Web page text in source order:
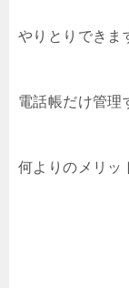
やりとりできま
電話帳だけ管理
何よりのメリッ